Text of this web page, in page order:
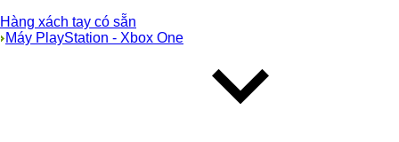
Hàng xách tay có sẵn
Máy PlayStation - Xbox One